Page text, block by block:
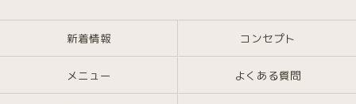
新着情報 コンセプト
メニュー よくある質問